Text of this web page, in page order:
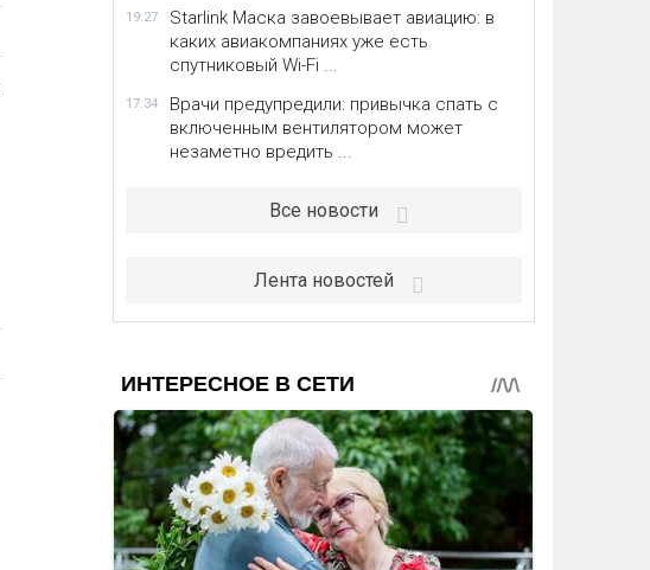
19:27
Starlink Маска завоевывает авиацию: в
каких авиакомпаниях уже есть
спутниковый Wi-Fi ...
17:34
Врачи предупредили: привычка спать с
включенным вентилятором может
незаметно вредить ...
Все новости
Лента новостей